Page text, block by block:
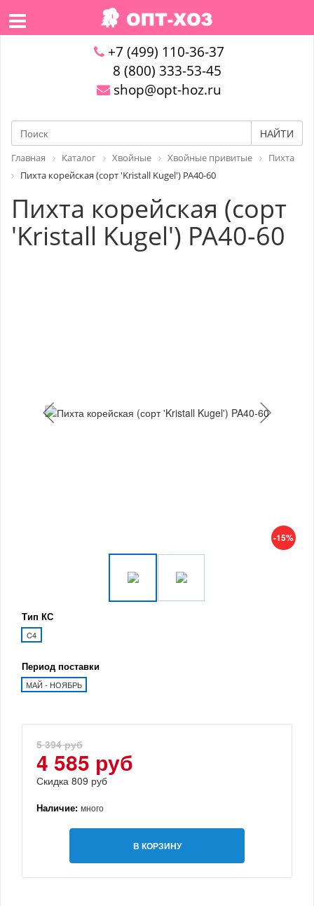
+7 (499) 110-36-37
8 (800) 333-53-45
shop@opt-hoz.ru
НАЙТИ
Главная Каталог Хвойные Хвойные привитые
Пихта
Пихта корейская (сорт 'Kristall Kugel') PA40-60
Пихта корейская (сорт
'Kristall Kugel') PA40-60
-15%
Тип КС
C4
Период поставки
МАЙ - НОЯБРЬ
5 394 руб
4 585 руб
Скидка 809 руб
Наличие: много
В КОРЗИНУ